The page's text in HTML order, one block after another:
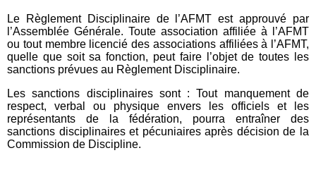
Le Règlement Disciplinaire de l’AFMT est approuvé par
l’Assemblée Générale. Toute association affiliée à l’AFMT
ou tout membre licencié des associations affiliées à l’AFMT,
quelle que soit sa fonction, peut faire l’objet de toutes les
sanctions prévues au Règlement Disciplinaire.
Les sanctions disciplinaires sont : Tout manquement de
respect, verbal ou physique envers les officiels et les
représentants de la fédération, pourra entraîner des
sanctions disciplinaires et pécuniaires après décision de la
Commission de Discipline.